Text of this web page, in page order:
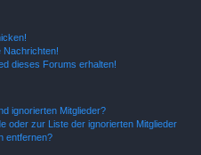
Nachrichten!
dieses Forums erhalten!
ignorierten Mitglieder?
oder zur Liste der ignorierten Mitglieder
entfernen?